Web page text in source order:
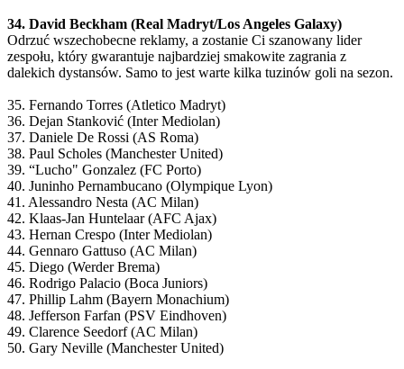
34. David Beckham (Real Madryt/Los Angeles Galaxy)
Odrzuć wszechobecne reklamy, a zostanie Ci szanowany lider
zespołu, który gwarantuje najbardziej smakowite zagrania z
dalekich dystansów. Samo to jest warte kilka tuzinów goli na sezon.
35. Fernando Torres (Atletico Madryt)
36. Dejan Stanković (Inter Mediolan)
37. Daniele De Rossi (AS Roma)
38. Paul Scholes (Manchester United)
39. “Lucho" Gonzalez (FC Porto)
40. Juninho Pernambucano (Olympique Lyon)
41. Alessandro Nesta (AC Milan)
42. Klaas-Jan Huntelaar (AFC Ajax)
43. Hernan Crespo (Inter Mediolan)
44. Gennaro Gattuso (AC Milan)
45. Diego (Werder Brema)
46. Rodrigo Palacio (Boca Juniors)
47. Phillip Lahm (Bayern Monachium)
48. Jefferson Farfan (PSV Eindhoven)
49. Clarence Seedorf (AC Milan)
50. Gary Neville (Manchester United)